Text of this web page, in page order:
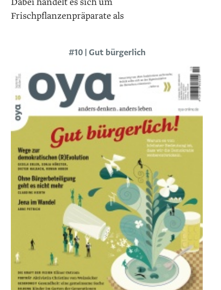
Frischpflanzenpräparate als
#10 | Gut bürgerlich